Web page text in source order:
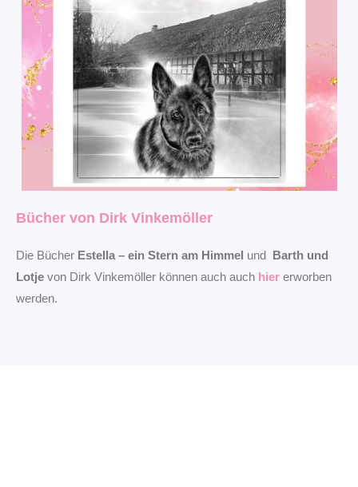
Bücher von Dirk Vinkemöller
Die Bücher Estella – ein Stern am Himmel und Barth und
Lotje von Dirk Vinkemöller können auch auch hier erworben
werden.